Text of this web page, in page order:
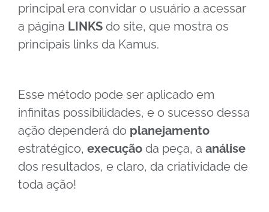
principal era convidar o usuário a acessar
a página LINKS do site, que mostra os
principais links da Kamus.
Esse método pode ser aplicado em
infinitas possibilidades, e o sucesso dessa
ação dependerá do planejamento
estratégico, execução da peça, a análise
dos resultados, e claro, da criatividade de
toda ação!